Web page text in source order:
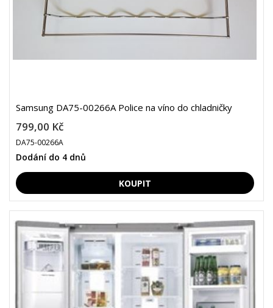
Samsung DA75-00266A Police na víno do chladničky
799,00 Kč
DA75-00266A
Dodání do 4 dnů